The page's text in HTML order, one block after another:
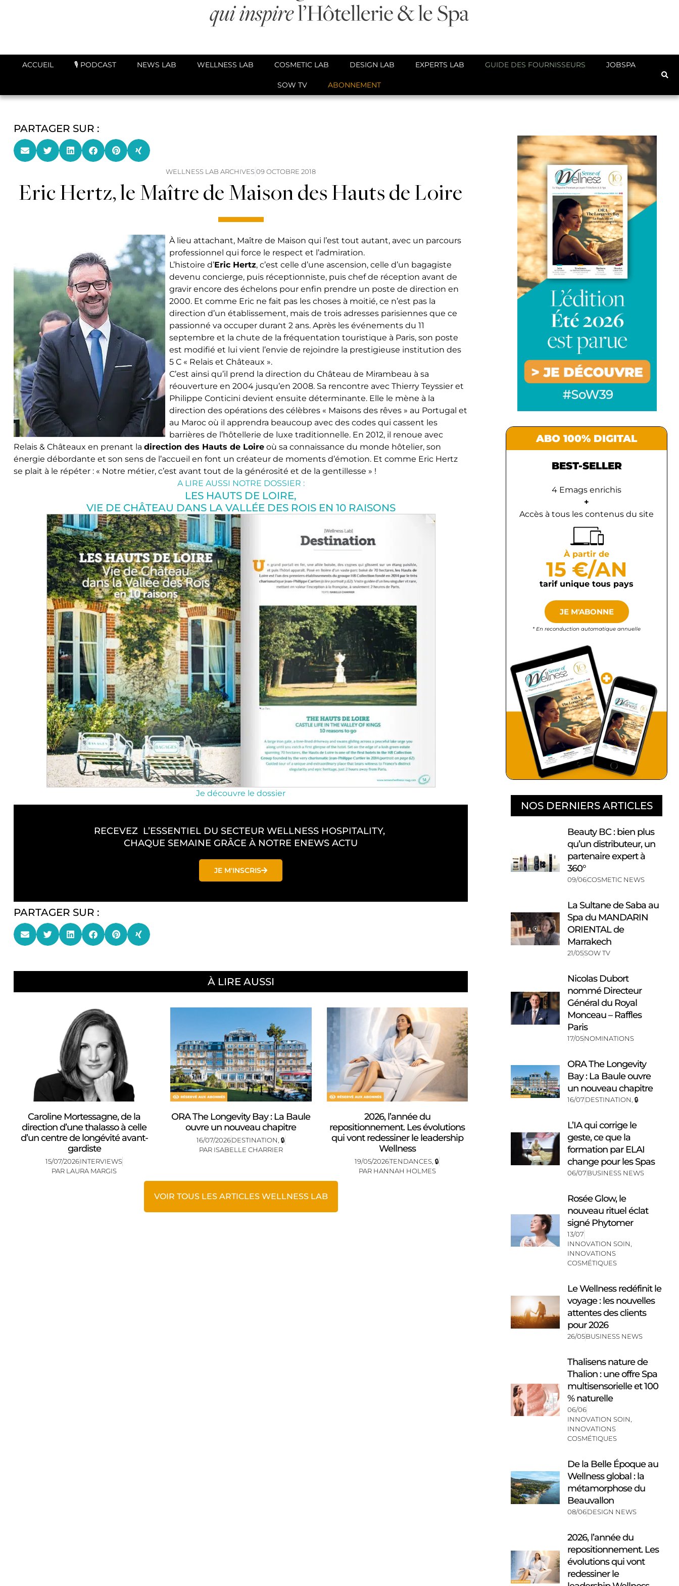
ACCUEIL 🎙️ PODCAST NEWS LAB WELLNESS LAB COSMETIC LAB DESIGN LAB EXPERTS LAB GUIDE DES FOURNISSEURS JOBSPA
SOW TV ABONNEMENT
PARTAGER SUR :
WELLNESS LAB ARCHIVES 09 OCTOBRE 2018
Eric Hertz, le Maître de Maison des Hauts de Loire
À lieu attachant, Maître de Maison qui l’est tout autant, avec un parcours
professionnel qui force le respect et l’admiration.
L’histoire d’Eric Hertz, c’est celle d’une ascension, celle d’un bagagiste
devenu concierge, puis réceptionniste, puis chef de réception avant de
gravir encore des échelons pour enfin prendre un poste de direction en
2000. Et comme Eric ne fait pas les choses à moitié, ce n’est pas la
direction d’un établissement, mais de trois adresses parisiennes que ce
passionné va occuper durant 2 ans. Après les événements du 11
septembre et la chute de la fréquentation touristique à Paris, son poste
est modifié et lui vient l’envie de rejoindre la prestigieuse institution des
5 C « Relais et Châteaux ».
C’est ainsi qu’il prend la direction du Château de Mirambeau à sa
réouverture en 2004 jusqu’en 2008. Sa rencontre avec Thierry Teyssier et
Philippe Conticini devient ensuite déterminante. Elle le mène à la
direction des opérations des célèbres « Maisons des rêves » au Portugal et
au Maroc où il apprendra beaucoup avec des codes qui cassent les
barrières de l’hôtellerie de luxe traditionnelle. En 2012, il renoue avec
Relais & Châteaux en prenant la direction des Hauts de Loire où sa connaissance du monde hôtelier, son
énergie débordante et son sens de l’accueil en font un créateur de moments d’émotion. Et comme Eric Hertz
se plait à le répéter : « Notre métier, c’est avant tout de la générosité et de la gentillesse » !
A LIRE AUSSI NOTRE DOSSIER :
LES HAUTS DE LOIRE,
VIE DE CHÂTEAU DANS LA VALLÉE DES ROIS EN 10 RAISONS
Je découvre le dossier
RECEVEZ L’ESSENTIEL DU SECTEUR WELLNESS HOSPITALITY,
CHAQUE SEMAINE GRÂCE À NOTRE ENEWS ACTU
JE M'INSCRIS
PARTAGER SUR :
À LIRE AUSSI
Caroline Mortessagne, de la
direction d’une thalasso à celle
d’un centre de longévité avant-
gardiste
15/07/2026INTERVIEWS
PAR LAURA MARGIS
ORA The Longevity Bay : La Baule
ouvre un nouveau chapitre
16/07/2026DESTINATION, 🔒
PAR ISABELLE CHARRIER
2026, l’année du
repositionnement. Les évolutions
qui vont redessiner le leadership
Wellness
19/05/2026TENDANCES,🔒
PAR HANNAH HOLMES
VOIR TOUS LES ARTICLES WELLNESS LAB
ABO 100% DIGITAL
BEST-SELLER
4 Emags enrichis
+
Accès à tous les contenus du site
À partir de
15 €/AN
tarif unique tous pays
JE M'ABONNE
* En reconduction automatique annuelle
NOS DERNIERS ARTICLES
Beauty BC : bien plus
qu’un distributeur, un
partenaire expert à
360°
09/06COSMETIC NEWS
La Sultane de Saba au
Spa du MANDARIN
ORIENTAL de
Marrakech
21/05SOW TV
Nicolas Dubort
nommé Directeur
Général du Royal
Monceau – Raffles
Paris
17/05NOMINATIONS
ORA The Longevity
Bay : La Baule ouvre
un nouveau chapitre
16/07DESTINATION ,🔒
L’IA qui corrige le
geste, ce que la
formation par ELAI
change pour les Spas
06/07BUSINESS NEWS
Rosée Glow, le
nouveau rituel éclat
signé Phytomer
13/07
INNOVATION SOIN
INNOVATIONS
COSMÉTIQUES
Le Wellness redéfinit le
voyage : les nouvelles
attentes des clients
pour 2026
26/05BUSINESS NEWS
Thalisens nature de
Thalion : une offre Spa
multisensorielle et 100
% naturelle
06/06
INNOVATION SOIN
INNOVATIONS
COSMÉTIQUES
De la Belle Époque au
Wellness global : la
métamorphose du
Beauvallon
08/06DESIGN NEWS
2026, l’année du
repositionnement. Les
évolutions qui vont
redessiner le